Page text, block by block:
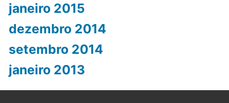
janeiro 2015
dezembro 2014
setembro 2014
janeiro 2013